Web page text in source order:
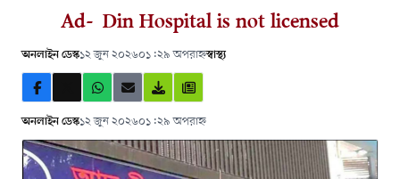
Ad-Din Hospital is not licensed
অনলাইন ডেস্ক১২ জুন ২০২৬০১:২৯ অপরাহ্নস্বাস্থ্য
অনলাইন ডেস্ক১২ জুন ২০২৬০১:২৯ অপরাহ্ন